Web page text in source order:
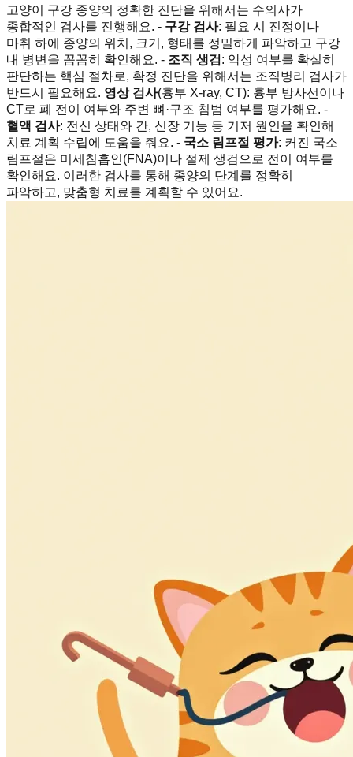
고양이 구강 종양의 정확한 진단을 위해서는 수의사가
종합적인 검사를 진행해요. - 구강 검사: 필요 시 진정이나
마취 하에 종양의 위치, 크기, 형태를 정밀하게 파악하고 구강
내 병변을 꼼꼼히 확인해요. - 조직 생검 : 악성 여부를 확실히
판단하는 핵심 절차로, 확정 진단을 위해서는 조직병리 검사가
반드시 필요해요. 영상 검사(흉부 X-ray, CT): 흉부 방사선이나
CT로 폐 전이 여부와 주변 뼈·구조 침범 여부를 평가해요. -
혈액 검사: 전신 상태와 간, 신장 기능 등 기저 원인을 확인해
치료 계획 수립에 도움을 줘요. - 국소 림프절 평가: 커진 국소
림프절은 미세침흡인(FNA)이나 절제 생검으로 전이 여부를
확인해요. 이러한 검사를 통해 종양의 단계를 정확히
파악하고, 맞춤형 치료를 계획할 수 있어요.